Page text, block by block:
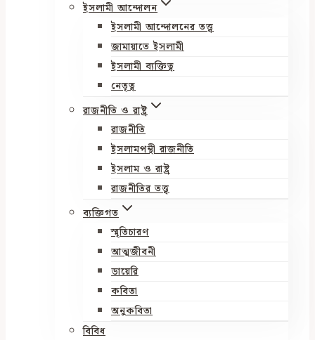
ইসলামী আন্দোলন
ইসলামী আন্দোলনের তত্ত্ব
জামায়াতে ইসলামী
ইসলামী ব্যক্তিত্ব
নেতৃত্ব
রাজনীতি ও রাষ্ট্র
রাজনীতি
ইসলামপন্থী রাজনীতি
ইসলাম ও রাষ্ট্র
রাজনীতির তত্ত্ব
ব্যক্তিগত
স্মৃতিচারণ
আত্মজীবনী
ডায়েরি
কবিতা
অনুকবিতা
বিবিধ